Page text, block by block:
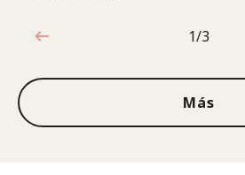
1de3
1/3
Más